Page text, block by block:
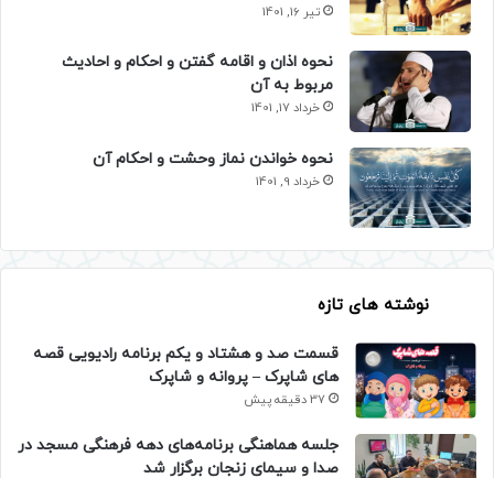
تیر 16, 1401
نحوه اذان و اقامه گفتن و احکام و احادیث
مربوط به آن
خرداد 17, 1401
نحوه خواندن نماز وحشت و احکام آن
خرداد 9, 1401
نوشته های تازه
قسمت صد و هشتاد و یکم برنامه رادیویی قصه
های شاپرک – پروانه و شاپرک
37 دقیقه پیش
جلسه هماهنگی برنامه‌های دهه فرهنگی مسجد در
صدا و سیمای زنجان برگزار شد